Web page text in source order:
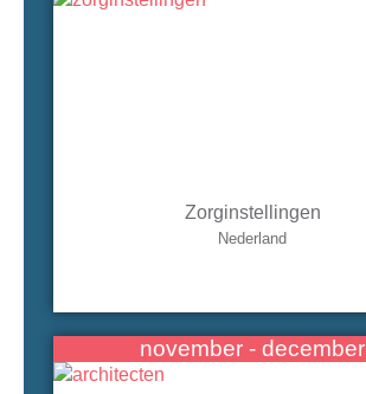
Zorginstellingen
Nederland
november - december